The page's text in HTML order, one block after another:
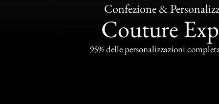
Confezione &
Couture
95% delle personalizzazioni